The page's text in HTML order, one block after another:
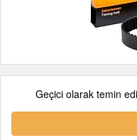
Geçici olarak temin